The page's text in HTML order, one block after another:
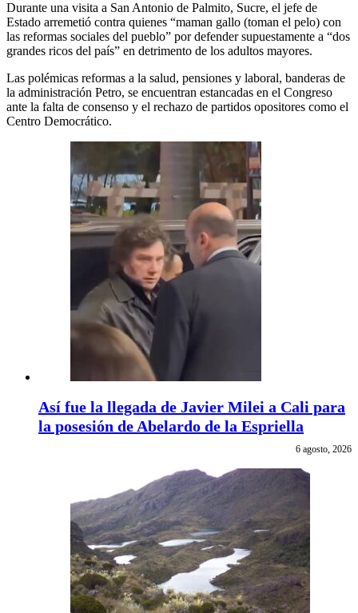
Durante una visita a San Antonio de Palmito, Sucre, el jefe de
Estado arremetió contra quienes “maman gallo (toman el pelo) con
las reformas sociales del pueblo” por defender supuestamente a “dos
grandes ricos del país” en detrimento de los adultos mayores.
Las polémicas reformas a la salud, pensiones y laboral, banderas de
la administración Petro, se encuentran estancadas en el Congreso
ante la falta de consenso y el rechazo de partidos opositores como el
Centro Democrático.
Así fue la llegada de Javier Milei a Cali para
la posesión de Abelardo de la Espriella
6 agosto, 2026